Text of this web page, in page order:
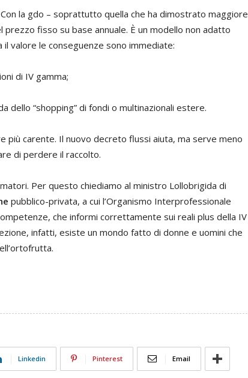
la gdo – soprattutto quella che ha dimostrato maggiore
fisso su base annuale. È un modello non adatto
il valore le conseguenze sono immediate:
di IV gamma;
dello “shopping” di fondi o multinazionali estere.
più carente. Il nuovo decreto flussi aiuta, ma serve meno
di perdere il raccolto.
Per questo chiediamo al ministro Lollobrigida di
pubblico-privata, a cui l’Organismo Interprofessionale
che informi correttamente sui reali plus della IV
infatti, esiste un mondo fatto di donne e uomini che
Linkedin Pinterest Email